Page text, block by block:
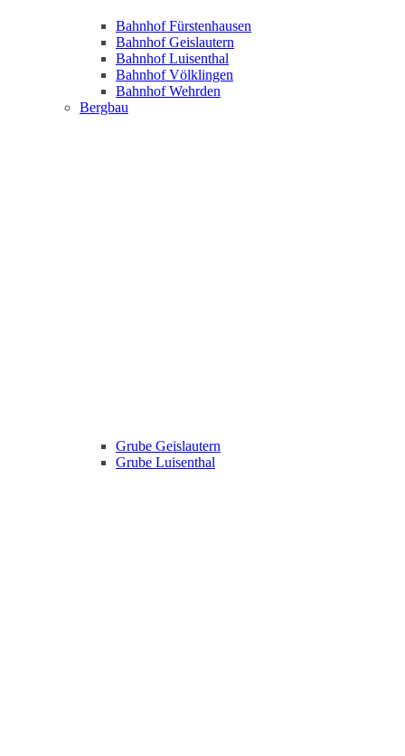
Bahnhof Fürstenhausen
Bahnhof Geislautern
Bahnhof Luisenthal
Bahnhof Völklingen
Bahnhof Wehrden
Bergbau
Grube Geislautern
Grube Luisenthal